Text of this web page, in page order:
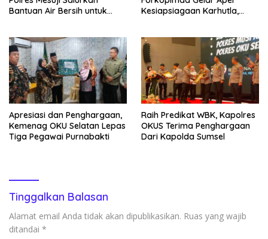
Bantuan Air Bersih untuk
Kesiapsiagaan Karhutla,
Apresiasi dan Penghargaan,
Kemenag OKU Selatan Lepas
Tiga Pegawai Purnabakti
Raih Predikat WBK, Kapolres
OKUS Terima Penghargaan
Dari Kapolda Sumsel
Tinggalkan Balasan
Alamat email Anda tidak akan dipublikasikan. Ruas yang wajib
ditandai *